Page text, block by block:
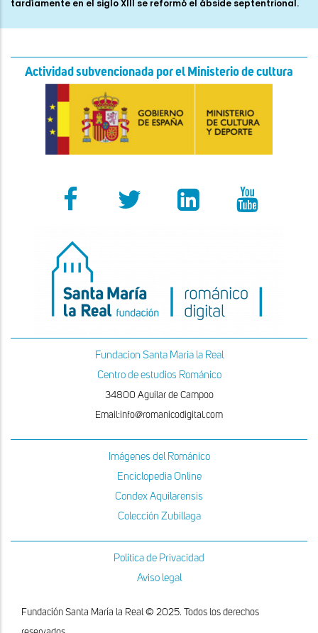
Actividad subvencionada por el Ministerio de cultura
Fundacion Santa Maria la Real
Centro de estudios Románico
34800 Aguilar de Campoo
Email:info@romanicodigital.com
Imágenes del Románico
Enciclopedia Online
Condex Aquilarensis
Colección Zubillaga
Política de Privacidad
Aviso legal
Fundación Santa María la Real © 2025. Todos los derechos